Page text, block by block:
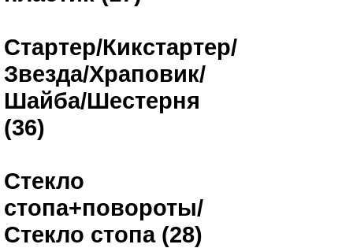
Стартер/Кикстартер/
Звезда/Храповик/
Шайба/Шестерня
(36)
Стекло
стопа+повороты/
Стекло стопа (28)